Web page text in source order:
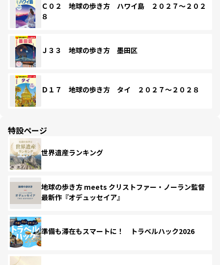
Ｃ０２ 地球の歩き方 ハワイ島 ２０２７～２０２
８
Ｊ３３ 地球の歩き方 墨田区
Ｄ１７ 地球の歩き方 タイ ２０２７～２０２８
特設ページ
世界遺産ランキング
地球の歩き方 meets クリストファー・ノーラン監督
最新作『オデュッセイア』
準備も滞在もスマートに！ トラベルハック2026